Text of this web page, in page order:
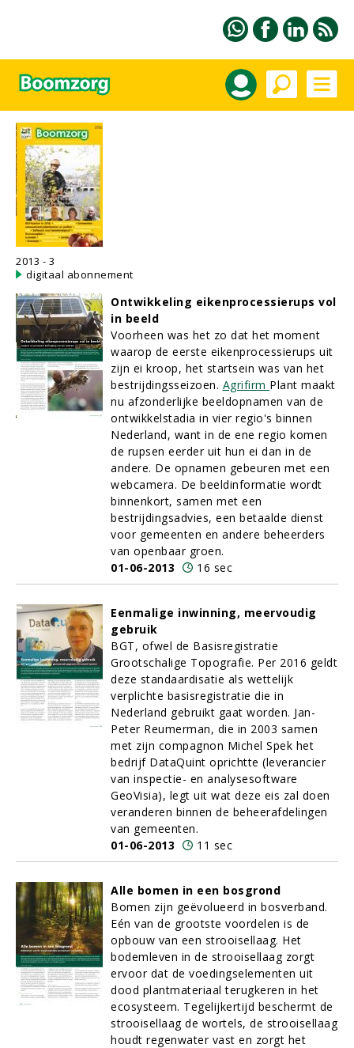
2013 - 3
digitaal abonnement
Ontwikkeling eikenprocessierups vol
in beeld
Voorheen was het zo dat het moment
waarop de eerste eikenprocessierups uit
zijn ei kroop, het startsein was van het
bestrijdingsseizoen. Agrifirm Plant maakt
nu afzonderlijke beeldopnamen van de
ontwikkelstadia in vier regio's binnen
Nederland, want in de ene regio komen
de rupsen eerder uit hun ei dan in de
andere. De opnamen gebeuren met een
webcamera. De beeldinformatie wordt
binnenkort, samen met een
bestrijdingsadvies, een betaalde dienst
voor gemeenten en andere beheerders
van openbaar groen.
01-06-2013
16 sec
Eenmalige inwinning, meervoudig
gebruik
BGT, ofwel de Basisregistratie
Grootschalige Topografie. Per 2016 geldt
deze standaardisatie als wettelijk
verplichte basisregistratie die in
Nederland gebruikt gaat worden. Jan-
Peter Reumerman, die in 2003 samen
met zijn compagnon Michel Spek het
bedrijf DataQuint oprichtte (leverancier
van inspectie- en analysesoftware
GeoVisia), legt uit wat deze eis zal doen
veranderen binnen de beheerafdelingen
van gemeenten.
01-06-2013
11 sec
Alle bomen in een bosgrond
Bomen zijn geëvolueerd in bosverband.
Eén van de grootste voordelen is de
opbouw van een strooisellaag. Het
bodemleven in de strooisellaag zorgt
ervoor dat de voedingselementen uit
dood plantmateriaal terugkeren in het
ecosysteem. Tegelijkertijd beschermt de
strooisellaag de wortels, de strooisellaag
houdt regenwater vast en zorgt het